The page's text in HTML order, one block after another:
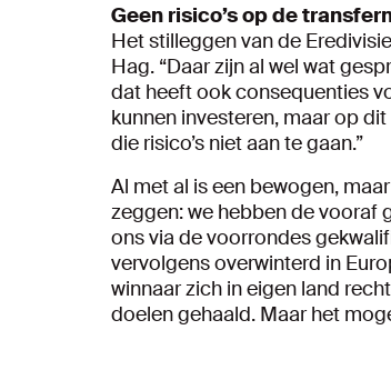
Geen risico’s op de
Het stilleggen van de
Hag. “Daar zijn al wel wat
dat heeft ook consequenties
kunnen investeren, maar op
die risico’s niet aan te gaan.”
Al met al is een bewogen,
zeggen: we hebben de vooraf
ons via de voorrondes
vervolgens overwinterd in
winnaar zich in eigen land
doelen gehaald. Maar het